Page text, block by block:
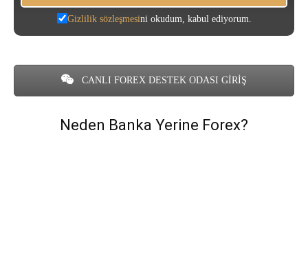
Gizlilik sözleşmesini okudum, kabul ediyorum.
CANLI FOREX DESTEK ODASI GİRİŞ
Neden Banka Yerine Forex?